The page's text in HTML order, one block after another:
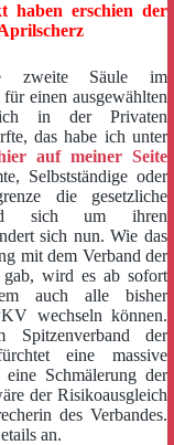
haben erschien der
zweite Säule im
einen ausgewählten
in der Privaten
das habe ich unter
auf meiner Seite
Selbstständige oder
die gesetzliche
sich um ihren
sich nun. Wie das
mit dem Verband der
gab, wird es ab sofort
auch alle bisher
wechseln können.
Spitzenverband der
eine massive
Schmälerung der
der Risikoausgleich
des Verbandes.
an.